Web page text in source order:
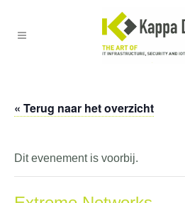
« Terug naar het overzicht
Dit evenement is voorbij.